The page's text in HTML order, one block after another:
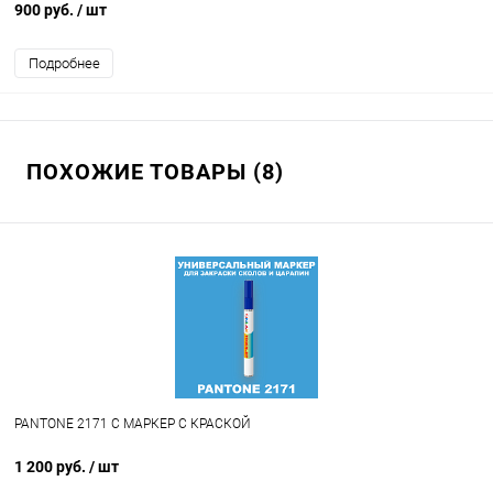
900 руб. / шт
Подробнее
ПОХОЖИЕ ТОВАРЫ (8)
PANTONE 2171 C МАРКЕР С КРАСКОЙ
1 200 руб. / шт